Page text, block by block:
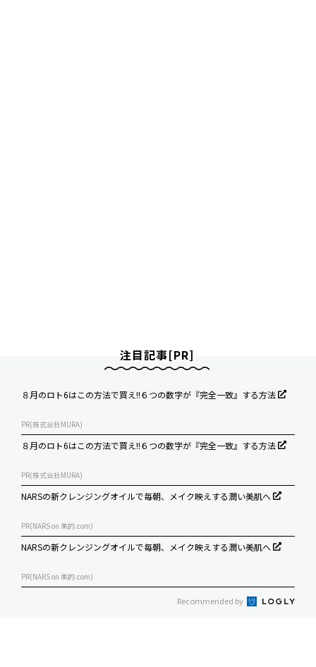
注目記事[PR]
８月のロト6はこの方法で買え!!６つの数字が『完全一致』する方法
PR(株式会社MURA)
８月のロト6はこの方法で買え!!６つの数字が『完全一致』する方法
PR(株式会社MURA)
NARSの新クレンジングオイルで毎朝、メイク映えする潤い美肌へ
PR(NARS on 美的.com)
NARSの新クレンジングオイルで毎朝、メイク映えする潤い美肌へ
PR(NARS on 美的.com)
Recommended by